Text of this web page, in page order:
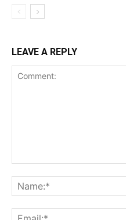
LEAVE A REPLY